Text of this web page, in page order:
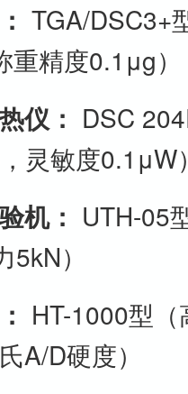
TGA/DSC3+
精度0.1μg）
仪： DSC
灵敏度0.1μW
机： UTH-05
）
HT-1000型
A/D硬度）